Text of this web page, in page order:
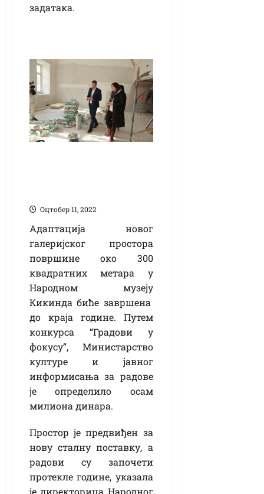
задатака.
Оцтобер 11, 2022
Адаптација новог
галеријског простора
површине око 300
квадратних метара у
Народном музеју
Кикинда биће завршена
до краја године. Путем
конкурса “Градови у
фокусу”, Министарство
културе и јавног
информисања за радове
је определило осам
милиона динара.
Простор је предвиђен за
нову сталну поставку, а
радови су започети
протекле године, указала
је директорица Народног